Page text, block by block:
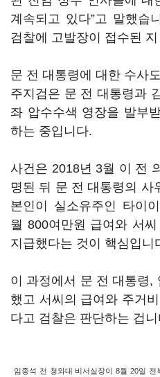
계속되고 있다”고 말했습
검찰에 고발장이 접수된
문 전 대통령에 대한 수사
주지검은 문 전 대통령과
좌 압수수색 영장을 발부
하는 중입니다.
사건은 2018년 3월 이 전
명된 뒤 문 전 대통령의 사
본인이 실소유주인 타이
월 800여만원 급여와 서
지급했다는 것이 핵심입니
이 과정에서 문 전 대통령,
했고 서씨의 급여와 주거
다고 검찰은 판단하는 겁니
임종석 전 청와대 비서실장이 8월 20일